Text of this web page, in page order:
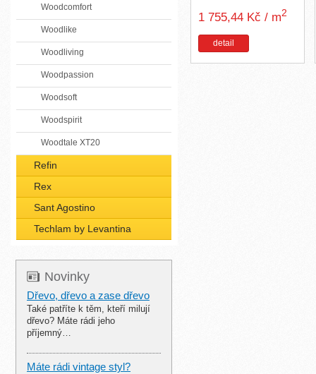
Woodcomfort
Woodlike
Woodliving
Woodpassion
Woodsoft
Woodspirit
Woodtale XT20
Refin
Rex
Sant Agostino
Techlam by Levantina
Novinky
Dřevo, dřevo a zase dřevo
Také patříte k těm, kteří milují
dřevo? Máte rádi jeho
příjemný…
Máte rádi vintage styl?
1 755,44 Kč / m2
detail